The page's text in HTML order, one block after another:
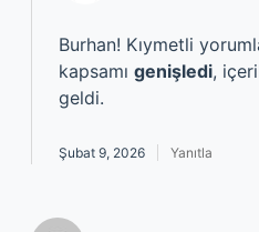
Burhan! Kıymetli
kapsamı genişledi,
geldi.
Şubat 9, 2026 Yanıtla